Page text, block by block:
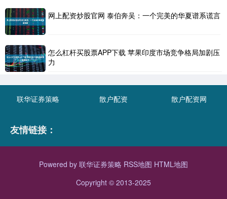
网上配资炒股官网 泰伯奔吴：一个完美的华夏谱系谎言
怎么杠杆买股票APP下载 苹果印度市场竞争格局加剧压
力
联华证券策略 散户配资 散户配资网
友情链接：
Powered by 联华证券策略 RSS地图 HTML地图
Copyright © 2013-2025